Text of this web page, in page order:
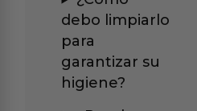
debo limpiarlo
para
garantizar su
higiene?